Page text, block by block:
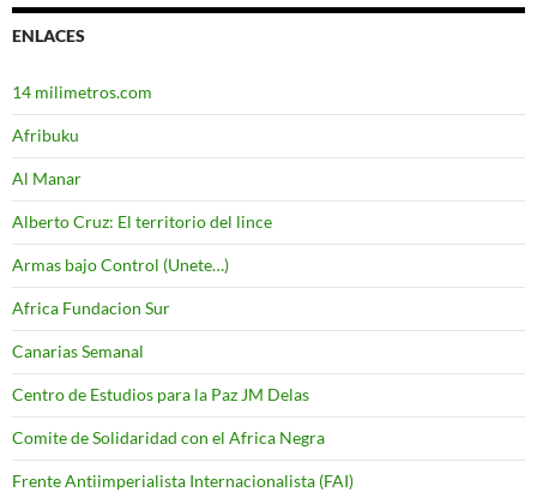
ENLACES
14 milimetros.com
Afribuku
Al Manar
Alberto Cruz: El territorio del lince
Armas bajo Control (Unete…)
Africa Fundacion Sur
Canarias Semanal
Centro de Estudios para la Paz JM Delas
Comite de Solidaridad con el Africa Negra
Frente Antiimperialista Internacionalista (FAI)